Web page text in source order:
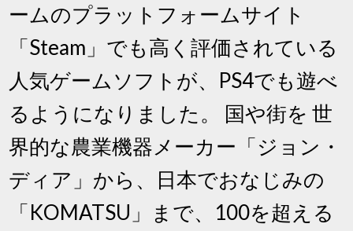
ームのプラットフォームサイト
「Steam」でも高く評価されている
人気ゲームソフトが、PS4でも遊べ
るようになりました。 国や街を 世
界的な農業機器メーカー「ジョン・
ディア」から、日本でおなじみの
「KOMATSU」まで、100を超える